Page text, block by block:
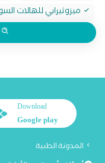
ميزوثيرابي للهالات
Download
Google play
المدونة الطبية